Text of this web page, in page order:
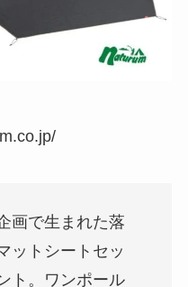
画で生まれた落
ットシートセッ
ト。ワンポール